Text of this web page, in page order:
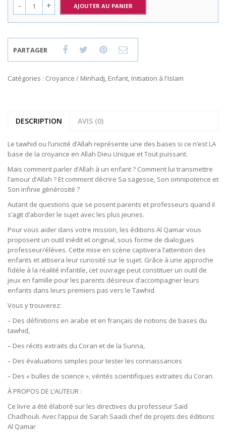
AJOUTER AU PANIER
PARTAGER
Catégories : Croyance / Minhadj, Enfant, Initiation à l'Islam
DESCRIPTION AVIS (0)
Le tawhid ou l’unicité d’Allah représente une des bases si ce n’est LA
base de la croyance en Allah Dieu Unique et Tout puissant.
Mais comment parler d’Allah à un enfant ? Comment lui transmettre
l’amour d’Allah ? Et comment décrire Sa sagesse, Son omnipotence et
Son infinie générosité ?
Autant de questions que se posent parents et professeurs quand il
s’agit d’aborder le sujet avec les plus jeunes.
Pour vous aider dans votre mission, les éditions Al Qamar vous
proposent un outil inédit et original, sous forme de dialogues
professeur/élèves. Cette mise en scène captivera l’attention des
enfants et attisera leur curiosité sur le sujet. Grâce à une approche
fidèle à la réalité infantile, cet ouvrage peut constituer un outil de
jeux en famille pour les parents désireux d’accompagner leurs
enfants dans leurs premiers pas vers le Tawhid.
Vous y trouverez:
– Des définitions en arabe et en français de notions de bases du
tawhid,
– Des récits extraits du Coran et de la Sunna,
– Des évaluations simples pour tester les connaissances
– Des « bulles de science », vérités scientifiques extraites du Coran.
À PROPOS DE L’AUTEUR :
Ce livre a été élaboré sur les directives du professeur Said
Chadhouli. Avec l’appui de Sarah Saadi chef de projets des éditions
Al Qamar